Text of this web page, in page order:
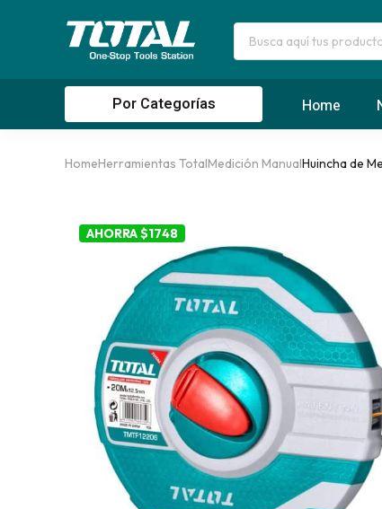
Por Categorías Home
HomeHerramientas TotalMedición ManualHuincha de
AHORRA $1748